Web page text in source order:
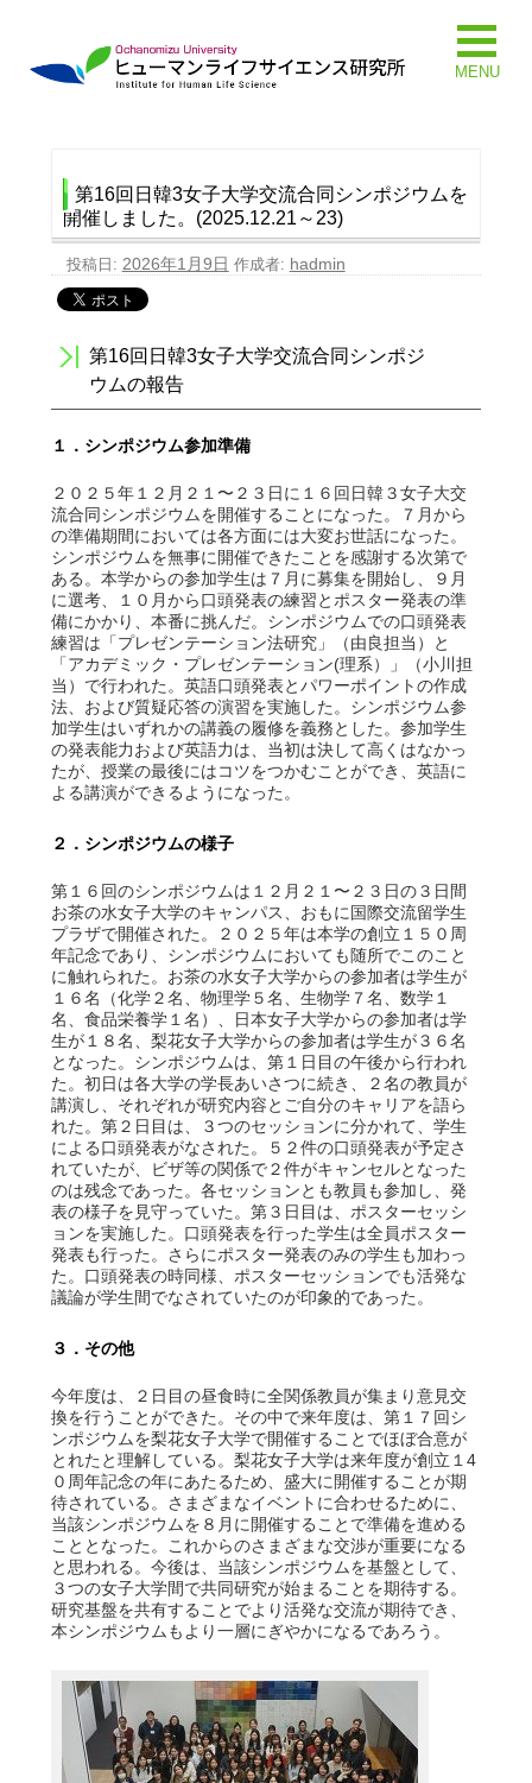
第16回日韓3女子大学交流合同シンポジウムを
開催しました。(2025.12.21～23)
投稿日: 2026年1月9日 作成者: hadmin
第16回日韓3女子大学交流合同シンポジ
ウムの報告
１．シンポジウム参加準備
２０２５年１２月２１〜２３日に１６回日韓３女子大交
流合同シンポジウムを開催することになった。７月から
の準備期間においては各方面には大変お世話になった。
シンポジウムを無事に開催できたことを感謝する次第で
ある。本学からの参加学生は７月に募集を開始し、９月
に選考、１０月から口頭発表の練習とポスター発表の準
備にかかり、本番に挑んだ。シンポジウムでの口頭発表
練習は「プレゼンテーション法研究」（由良担当）と
「アカデミック・プレゼンテーション(理系）」（小川担
当）で行われた。英語口頭発表とパワーポイントの作成
法、および質疑応答の演習を実施した。シンポジウム参
加学生はいずれかの講義の履修を義務とした。参加学生
の発表能力および英語力は、当初は決して高くはなかっ
たが、授業の最後にはコツをつかむことができ、英語に
よる講演ができるようになった。
２．シンポジウムの様子
第１６回のシンポジウムは１２月２１〜２３日の３日間
お茶の水女子大学のキャンパス、おもに国際交流留学生
プラザで開催された。２０２５年は本学の創立１５０周
年記念であり、シンポジウムにおいても随所でこのこと
に触れられた。お茶の水女子大学からの参加者は学生が
１６名（化学２名、物理学５名、生物学７名、数学１
名、食品栄養学１名）、日本女子大学からの参加者は学
生が１８名、梨花女子大学からの参加者は学生が３６名
となった。シンポジウムは、第１日目の午後から行われ
た。初日は各大学の学長あいさつに続き、２名の教員が
講演し、それぞれが研究内容とご自分のキャリアを語ら
れた。第２日目は、３つのセッションに分かれて、学生
による口頭発表がなされた。５２件の口頭発表が予定さ
れていたが、ビザ等の関係で２件がキャンセルとなった
のは残念であった。各セッションとも教員も参加し、発
表の様子を見守っていた。第３日目は、ポスターセッシ
ョンを実施した。口頭発表を行った学生は全員ポスター
発表も行った。さらにポスター発表のみの学生も加わっ
た。口頭発表の時同様、ポスターセッションでも活発な
議論が学生間でなされていたのが印象的であった。
３．その他
今年度は、２日目の昼食時に全関係教員が集まり意見交
換を行うことができた。その中で来年度は、第１７回シ
ンポジウムを梨花女子大学で開催することでほぼ合意が
とれたと理解している。梨花女子大学は来年度が創立１4
０周年記念の年にあたるため、盛大に開催することが期
待されている。さまざまなイベントに合わせるために、
当該シンポジウムを８月に開催することで準備を進める
こととなった。これからのさまざまな交渉が重要になる
と思われる。今後は、当該シンポジウムを基盤として、
３つの女子大学間で共同研究が始まることを期待する。
研究基盤を共有することでより活発な交流が期待でき、
本シンポジウムもより一層にぎやかになるであろう。
MENU